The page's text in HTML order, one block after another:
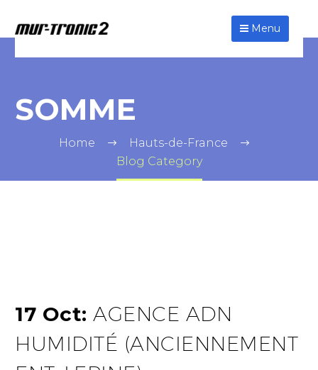
Menu
SOMME
Home
Hauts-de-France
Blog Category
17 Oct: AGENCE ADN
HUMIDITÉ (ANCIENNEMENT